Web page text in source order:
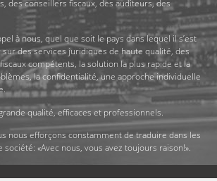
des conseillers fiscaux, des auditeurs, des
à nous, quel que soit le pays dans lequel il s’est
des services juridiques de haute qualité, des
compétents, la solution la plus rapide et la
la confidentialité, une approche individuelle
qualité, efficaces et professionnels.
nous efforçons constamment de traduire dans les
«Avec nous, vous avez toujours raison!».